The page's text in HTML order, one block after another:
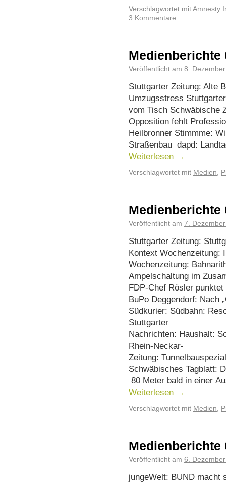
Verschlagwortet mit Amnesty
3 Kommentare
Medienberichte
Veröffentlicht am 8.
Stuttgarter Zeitung: Alte
Umzugsstress
vom Tisch Schwäbische
Opposition fehlt
Heilbronner Stimmme:
Straßenbau dapd:
Weiterlesen →
Verschlagwortet mit Medien,
Medienberichte
Veröffentlicht am 7.
Stuttgarter Zeitung:
Kontext Wochenzeitung:
Wochenzeitung:
Ampelschaltung im
FDP-Chef Rösler
BuPo Deggendorf: Nach
Südkurier: Südbahn:
Stuttgarter
Nachrichten: Haushalt:
Rhein-Neckar-
Zeitung:
Schwäbisches Tagblatt:
80 Meter bald in einer
Weiterlesen →
Verschlagwortet mit Medien,
Medienberichte
Veröffentlicht am 6.
jungeWelt: BUND macht